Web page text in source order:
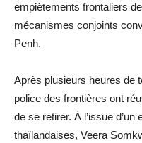
empiètements frontaliers
mécanismes conjoints
Penh.
Après plusieurs heures de
police des frontières ont
de se retirer. À l’issue
thaïlandaises, Veera